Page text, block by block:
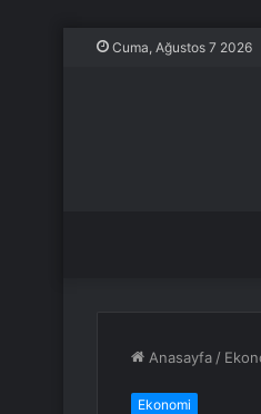
Cuma, Ağustos 7 2026
Anasayfa /
Ekonomi